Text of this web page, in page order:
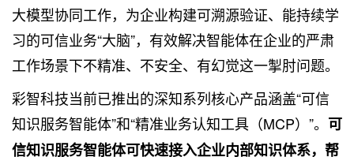
大模型协同工作，为企业构建可溯源验证、能持续学
习的可信业务“大脑”，有效解决智能体在企业的严肃
工作场景下不精准、不安全、有幻觉这一掣肘问题。
彩智科技当前已推出的深知系列核心产品涵盖“可信
知识服务智能体”和“精准业务认知工具（MCP）”。 可
信知识服务智能体可快速接入企业内部知识体系，帮